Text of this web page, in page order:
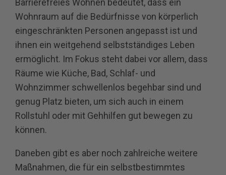
Barrierefreies Wohnen bedeutet, dass ein
Wohnraum auf die Bedürfnisse von körperlich
eingeschränkten Personen angepasst ist und
ihnen ein weitgehend selbstständiges Leben
ermöglicht. Im Fokus steht dabei vor allem, dass
Räume wie Küche, Bad, Schlaf- und
Wohnzimmer schwellenlos begehbar sind und
genug Platz bieten, um sich auch in einem
Rollstuhl oder mit Gehhilfen gut bewegen zu
können.
Daneben gibt es aber noch zahlreiche weitere
Maßnahmen, die für ein selbstbestimmtes